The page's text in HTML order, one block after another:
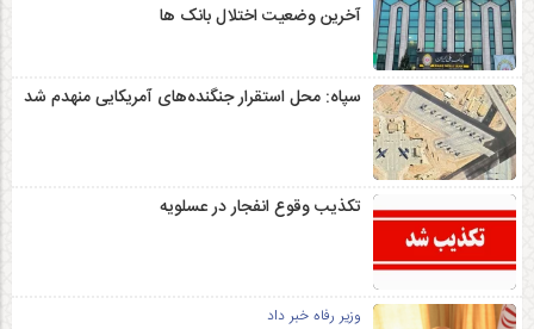
آخرین وضعیت اختلال بانک ها
سپاه: محل استقرار جنگنده‌های آمریکایی منهدم شد
تکذیب وقوع انفجار در عسلویه
وزیر رفاه خبر داد